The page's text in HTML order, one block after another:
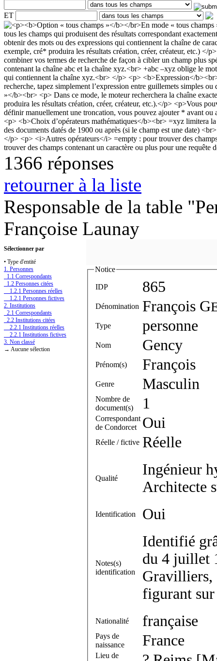
ET
1366 réponses
retourner à la liste
Responsable de la table
Françoise Launay
Sélectionner par
• Type d'entité
1. Personnes
1.1 Correspondants
1.2 Personnes citées
1.2.1 Personnes réelles
1.2.1 Personnes fictives
2. Institutions
2.1 Correspondants
2.2 Institutions citées
2.2.1 Institutions réelles
2.2.1 Institutions fictives
3. Non classé
→ Aucune sélection
Notice
IDP 865
Dénomination François G
Type personne
Nom Gency
Prénom(s) François
Genre Masculin
Nombre de
document(s)
1
Correspondant
de Condorcet
Oui
Réelle / fictive Réelle
Qualité
Ingénieur
Architecte
Identification Oui
Notes(s)
identification
Identifié
du 4 juillet
Gravilliers,
figurant
Nationalité française
Pays de
naissance
France
Lieu de